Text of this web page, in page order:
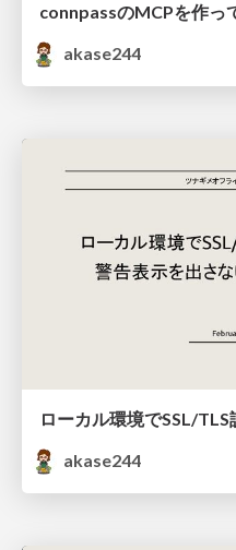
akase244
akase244